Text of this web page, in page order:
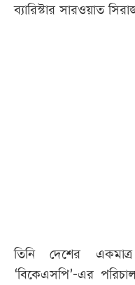
ব্যারিস্টার সারওয়াত
তিনি দেশের একমাত্র
‘বিকেএসপি’-এর